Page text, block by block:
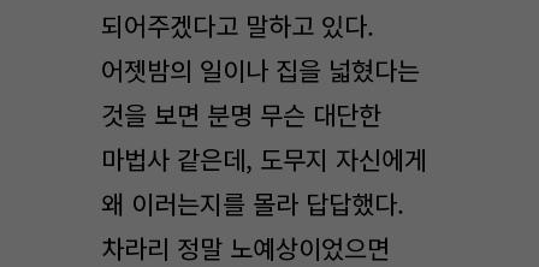
되어주겠다고 말하고 있다.
어젯밤의 일이나 집을 넓혔다는
것을 보면 분명 무슨 대단한
마법사 같은데, 도무지 자신에게
왜 이러는지를 몰라 답답했다.
차라리 정말 노예상이었으면